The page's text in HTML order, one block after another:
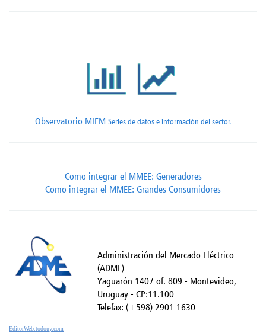
Observatorio MIEM Series de datos e información del sector.
Como integrar el MMEE: Generadores
Como integrar el MMEE: Grandes Consumidores
Administración del Mercado Eléctrico
(ADME)
Yaguarón 1407 of. 809 - Montevideo,
Uruguay - CP:11.100
Telefax: (+598) 2901 1630
EditorWeb.todouy.com